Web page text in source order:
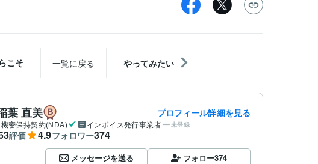
こそ 一覧に戻る やってみたい
葉 直美 プロフィール詳細を見る
機密保持契約(NDA) インボイス発行事業者 未登録
評価 4.9フォロワー374
メッセージを送る フォロー374